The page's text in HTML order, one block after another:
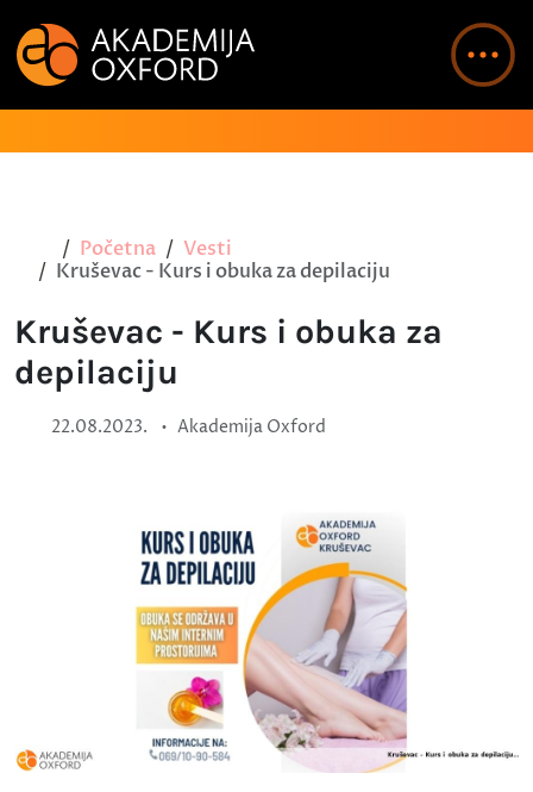
Početna
Vesti
Kruševac - Kurs i obuka za depilaciju
Kruševac - Kurs i obuka za
depilaciju
22.08.2023. • Akademija Oxford